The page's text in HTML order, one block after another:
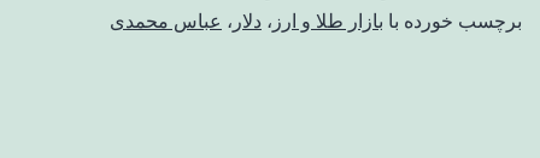
برچسب خورده با بازار طلا و ارز ، دلار ، عباس محمدی